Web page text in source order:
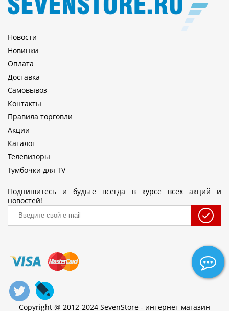
Новости
Новинки
Оплата
Доставка
Самовывоз
Контакты
Правила торговли
Акции
Каталог
Телевизоры
Тумбочки для TV
Подпишитесь и будьте всегда в курсе всех акций и
новостей!
Copyright @ 2012-2024 SevenStore - интернет магазин